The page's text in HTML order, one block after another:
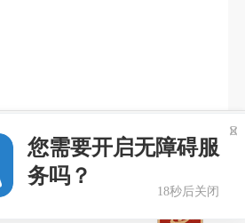
址
您需要开启无障碍服
务吗？
18秒后关闭
